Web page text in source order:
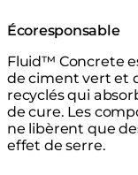
Écoresponsable
Fluid™ Concrete
de ciment vert et
recyclés qui
de cure. Les
ne libèrent que
effet de serre.